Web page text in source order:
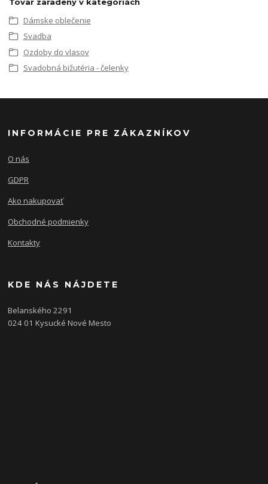
Dámske oblečenie
Svadba
Ozdoby do vlasov
Svadobná bižutéria - čelenky
INFORMÁCIE PRE ZÁKAZNÍKOV
O nás
GDPR
Ako nakupovať
Obchodné podmienky
Kontakty
KDE NÁS NÁJDETE
Belanského 2291
024 01 Kysucké Nové Mesto